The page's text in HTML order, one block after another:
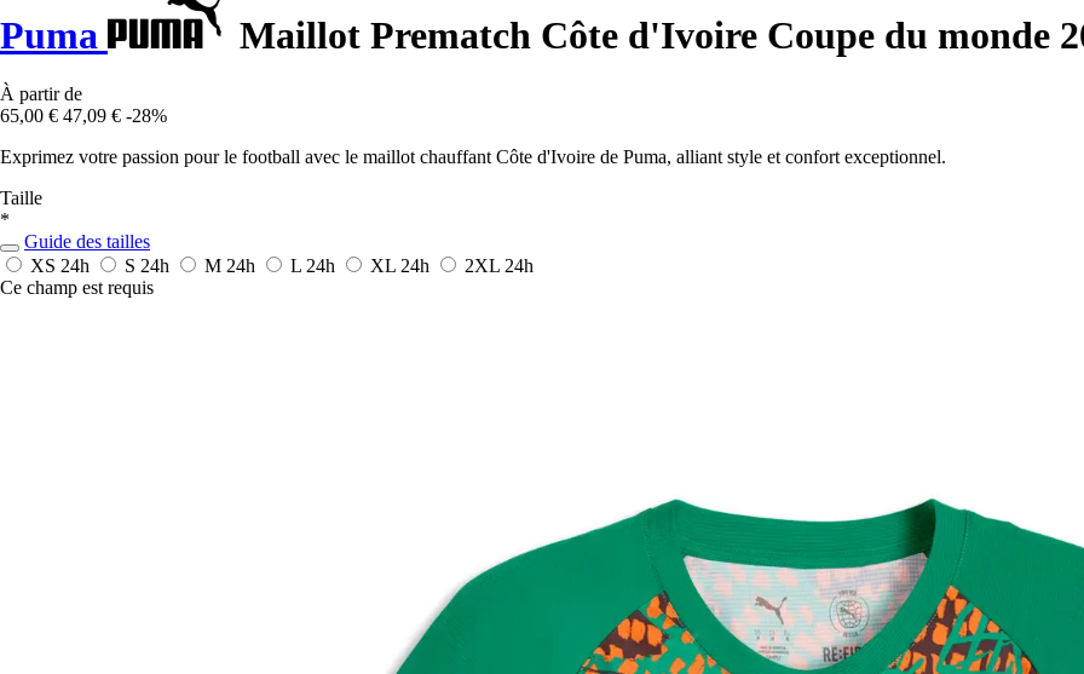
Puma Maillot Prematch Côte d'Ivoire Coupe du monde
À partir de
65,00 € 47,09 € -28%
Exprimez votre passion pour le football avec le maillot chauffant Côte d'Ivoire de Puma, alliant style et confort exceptionnel.
Taille
*
Guide des tailles
XS 24h S 24h M 24h L 24h XL 24h 2XL 24h
Ce champ est requis